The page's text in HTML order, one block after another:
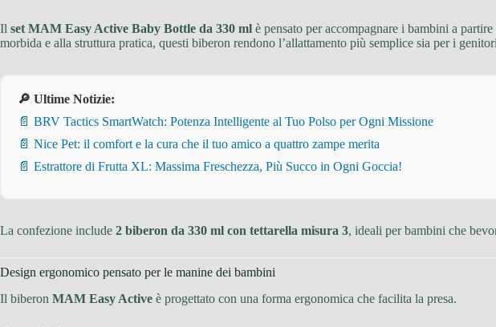
Il set MAM Easy Active Baby Bottle da 330 ml è pensato per accompagnare i bambini a partire
morbida e alla struttura pratica, questi biberon rendono l’allattamento più semplice sia per i
🔎 Ultime Notizie:
📄 BRV Tactics SmartWatch: Potenza Intelligente al Tuo Polso per Ogni Missione
📄 Nice Pet: il comfort e la cura che il tuo amico a quattro zampe merita
📄 Estrattore di Frutta XL: Massima Freschezza, Più Succo in Ogni Goccia!
La confezione include 2 biberon da 330 ml con tettarella misura 3, ideali per bambini che
Design ergonomico pensato per le manine dei bambini
Il biberon MAM Easy Active è progettato con una forma ergonomica che facilita la presa.